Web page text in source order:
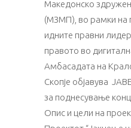
Македонско
(МЗМП), во рамки на
идните правни
правото во
Амбасадата на
Скопје објавува
за поднесување
Опис и цели на